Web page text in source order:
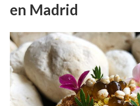
en Madrid